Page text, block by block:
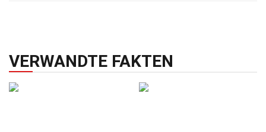
VERWANDTE FAKTEN